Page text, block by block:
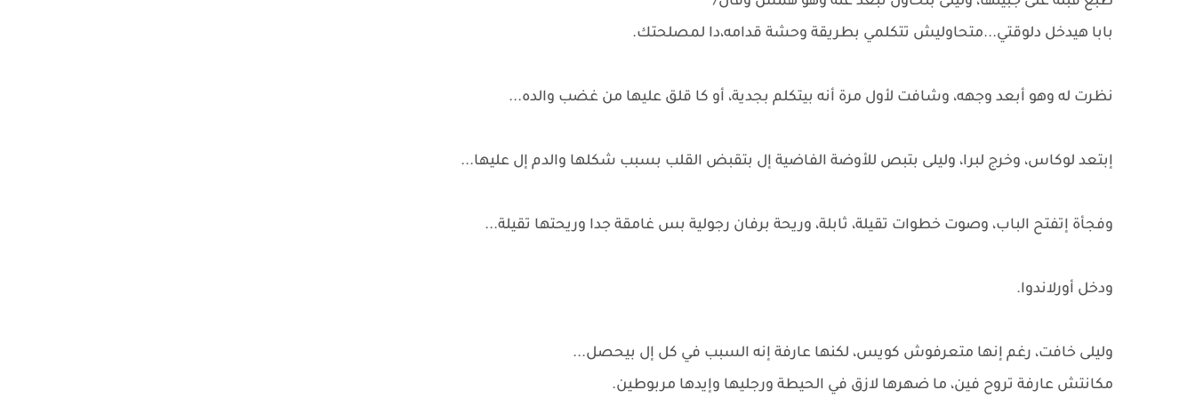
بابا هيدخل دلوقتي...متحاوليش تتكلمي بطريقة وحشة قدامه،دا لمصلحتك.
نظرت له وهو أبعد وجهه، وشافت لأول مرة أنه بيتكلم بجدية، أو كا قلق عليها من غضب والده...
إبتعد لوكاس، وخرج لبرا، وليلى بتبص للأوضة الفاضية إل بتقبض القلب بسبب شكلها والدم إل عليها...
وفجأة إتفتح الباب، وصوت خطوات تقيلة، ثابلة، وريحة برفان رجولية بس غامقة جدا وريحتها تقيلة...
ودخل أورلاندوا.
وليلى خافت، رغم إنها متعرفوش كويس، لكنها عارفة إنه السبب في كل إل بيحصل...
مكانتش عارفة تروح فين، ما ضهرها لازق في الحيطة ورجليها وإيدها مربوطين.